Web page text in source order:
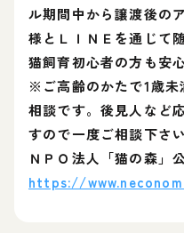
ル期間中から譲渡後の
様とＬＩＮＥを通じて
猫飼育初心者の方も安
※ご高齢のかたで1歳未
相談です。後見人など
すので一度ご相談下さい
ＮＰＯ法人「猫の森」
https://